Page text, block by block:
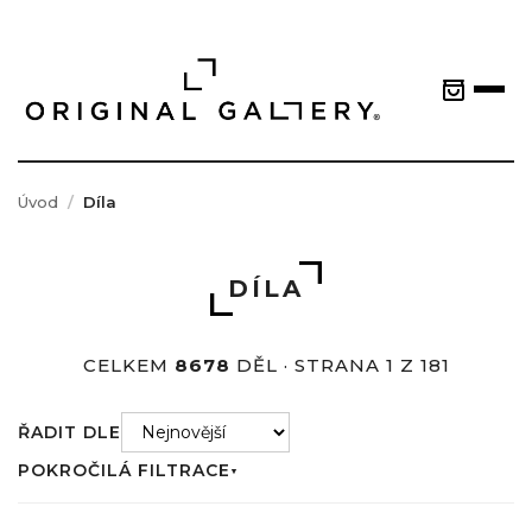
Úvod Díla
DÍLA
CELKEM 8678 DĚL · STRANA 1 Z 181
ŘADIT DLE
POKROČILÁ FILTRACE ▼